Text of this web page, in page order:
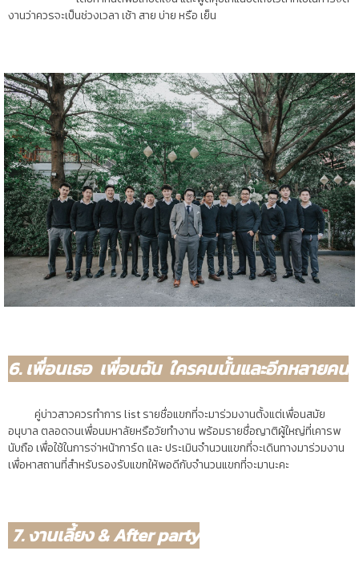
งานว่าควรจะเป็นช่วงเวลา เช้า สาย บ่าย หรือ เย็น
6. เพื่อนเธอ เพื่อนฉัน ใครคนนั้นและอีกหลายคน
คู่บ่าวสาวควรทำการ list รายชื่อแขกที่จะมาร่วมงานตั้งแต่เพื่อนสมัย
อนุบาล ตลอดจนเพื่อนมหาลัยหรือวัยทำงาน พร้อมรายชื่อญาติผู้ใหญ่ที่เคารพ
นับถือ เพื่อใช้ในการจ่าหน้าการ์ด และ ประเมินจำนวนแขกที่จะเดินทางมาร่วมงาน
เพื่อหาสถานที่สำหรับรองรับแขกให้พอดีกับจำนวนแขกที่จะมานะคะ
7. งานเลี้ยง & After party